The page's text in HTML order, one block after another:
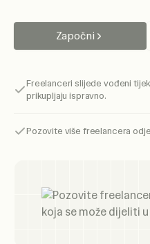
Započni
Freelanceri slijede vođeni
prikupljaju ispravno.
Pozovite više freelancera